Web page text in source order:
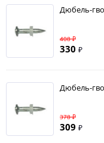
Дюбель-
330 ₽
408 ₽
Дюбель-
309 ₽
378 ₽